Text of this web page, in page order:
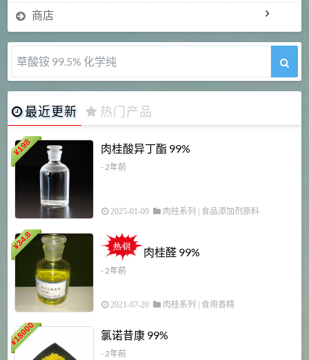
商店
草酸铵 99.5% 化学纯
最近更新 热门产品
¥
198 肉桂酸异丁酯 99%
- 2年前
2025-01-09 肉桂系列 食品添加剂原料
¥
34.8
肉桂醛 99%
- 2年前
2021-07-20 肉桂系列 食用香精
¥
18000 氯诺昔康 99%
- 2年前